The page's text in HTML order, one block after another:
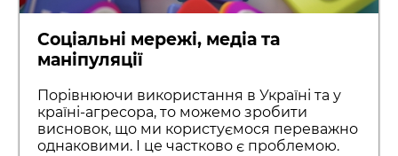
Соціальні мережі, медіа та
маніпуляції
Порівнюючи використання в Україні та у
країні-агресора, то можемо зробити
висновок, що ми користуємося переважно
однаковими. І це частково є проблемою.